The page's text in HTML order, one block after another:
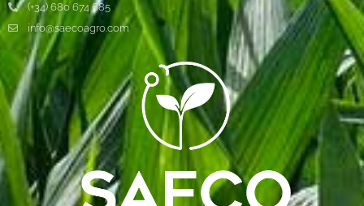
(+34) 680 674 685
info@saecoagro.com